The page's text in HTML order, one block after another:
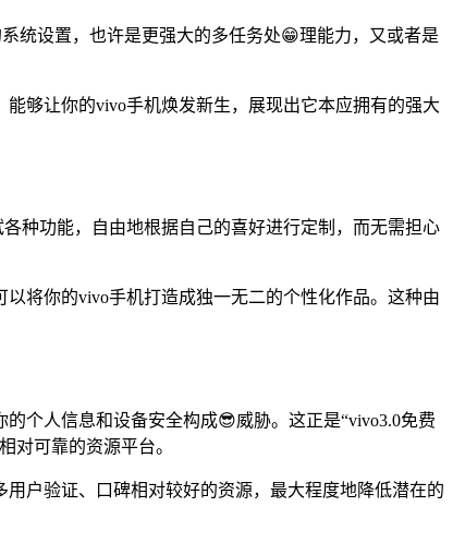
统设置，也许是更强大的多任务处😁理能力，又或者是
够让你的vivo手机焕发新生，展现出它本应拥有的强大
种功能，自由地根据自己的喜好进行定制，而无需担心
将你的vivo手机打造成独一无二的个性化作品。这种由
个人信息和设备安全构成😎威胁。这正是“vivo3.0免费
对可靠的资源平台。
户验证、口碑相对较好的资源，最大程度地降低潜在的